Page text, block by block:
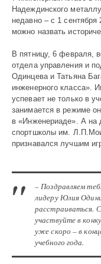
Надеждинского
недавно – с 1
можно назвать
В пятницу, 6 февраля,
отдела управления и
Одинцева и Татьяна
инженерного класса».
успевает не только в
занимается в режиме
в «Инженериаде». А на
спортшколы им.
признавался лучшим
– Поздравляем
лидеру Юлия
расстраиваться.
участвуйте в
уже скоро – в
учебного года.